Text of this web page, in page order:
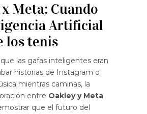
Meta: Cuando
Artificial
los tenis
las gafas inteligentes eran
historias de Instagram o
mientras caminas, la
entre Oakley y Meta
que el futuro del